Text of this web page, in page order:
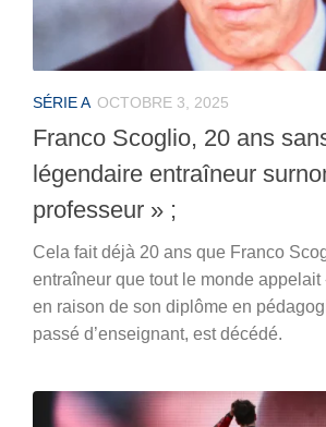
SÉRIE A OCTOBRE 3, 2025
Franco Scoglio, 20 ans
légendaire entraîneur
professeur » ;
Cela fait déjà 20 ans que Franco
entraîneur que tout le monde appelait
en raison de son diplôme en
passé d’enseignant, est décédé.